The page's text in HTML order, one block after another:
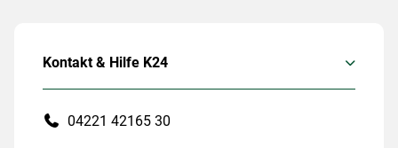
Kontakt & Hilfe K24
04221 42165 30